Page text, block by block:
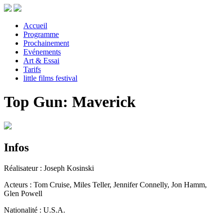
Accueil
Programme
Prochainement
Evénements
Art & Essai
Tarifs
little films festival
Top Gun: Maverick
Infos
Réalisateur : Joseph Kosinski
Acteurs : Tom Cruise, Miles Teller, Jennifer Connelly, Jon Hamm,
Glen Powell
Nationalité : U.S.A.